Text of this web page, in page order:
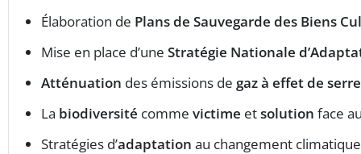
Élaboration de Plans de Sauvegarde des Biens
Mise en place d’une Stratégie Nationale
Atténuation des émissions de gaz à effet de serre
La biodiversité comme victime etsolution face
Stratégies d’adaptation au changement